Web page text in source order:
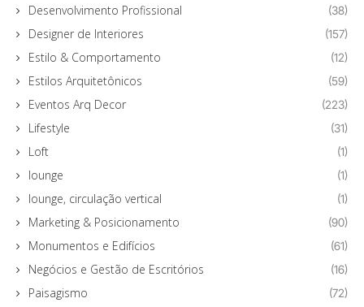
Desenvolvimento Profissional (38)
Designer de Interiores (157)
Estilo & Comportamento (12)
Estilos Arquitetônicos (59)
Eventos Arq Decor (223)
Lifestyle (31)
Loft (1)
lounge (1)
lounge, circulação vertical (1)
Marketing & Posicionamento (90)
Monumentos e Edifícios (61)
Negócios e Gestão de Escritórios (16)
Paisagismo (72)